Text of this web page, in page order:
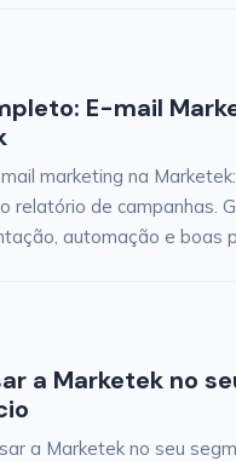
E-mail
marketing na
relatório de campanhas.
automação e boas
a Marketek no
a Marketek no seu